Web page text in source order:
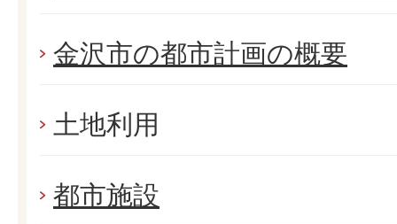
金沢市の都市計画の概要
土地利用
都市施設